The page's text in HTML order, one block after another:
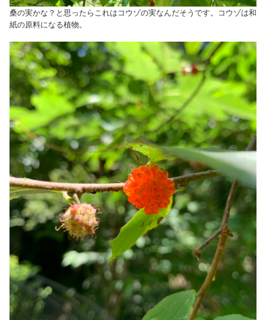
桑の実かな？と思ったらこれはコウゾの実なんだそうです。コウゾは和
紙の原料になる植物。